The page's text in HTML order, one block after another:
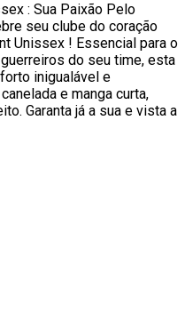
: Sua Paixão Pelo
seu clube do coração
Unissex ! Essencial para o
do seu time, esta
inigualável e
e manga curta,
Garanta já a sua e vista a